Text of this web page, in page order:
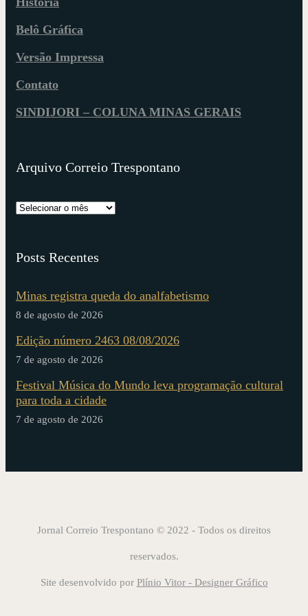
Belô Gráfica
Versão Impressa
Contato
SINDIJORI – COLUNA MINAS GERAIS
Arquivo Correio Trespontano
Posts Recentes
Minas registra queda do analfabetismo
8 de agosto de 2026
Edição número 2463 08/08/2026
7 de agosto de 2026
Festival Música do Mundo leva programação cultural
para toda a cidade
7 de agosto de 2026
Jornal Correio Trespontano © 2022 - Todos os direitos
reservados.
Site desenvolvido por Plínio Vitor - Designer Gráfico